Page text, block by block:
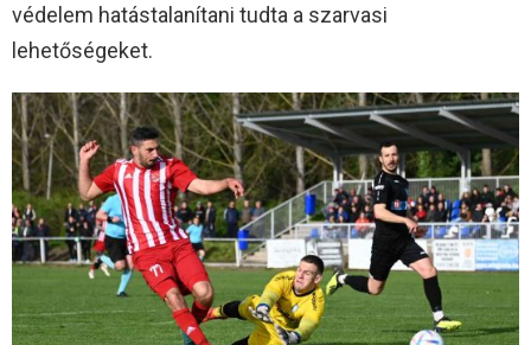
védelem hatástalanítani tudta a szarvasi
lehetőségeket.